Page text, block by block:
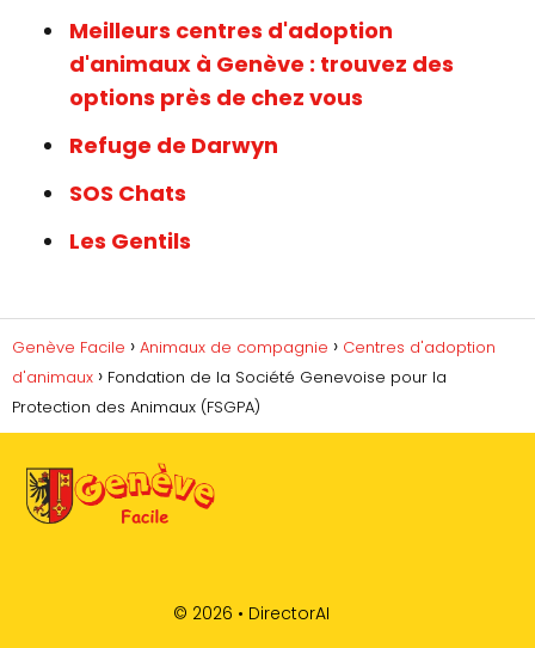
Meilleurs centres d'adoption
d'animaux à Genève : trouvez des
options près de chez vous
Refuge de Darwyn
SOS Chats
Les Gentils
Genève Facile Animaux de compagnie
Centres d'adoption
d'animaux
Fondation de la Société Genevoise pour la
Protection des Animaux (FSGPA)
© 2026 • DirectorAI